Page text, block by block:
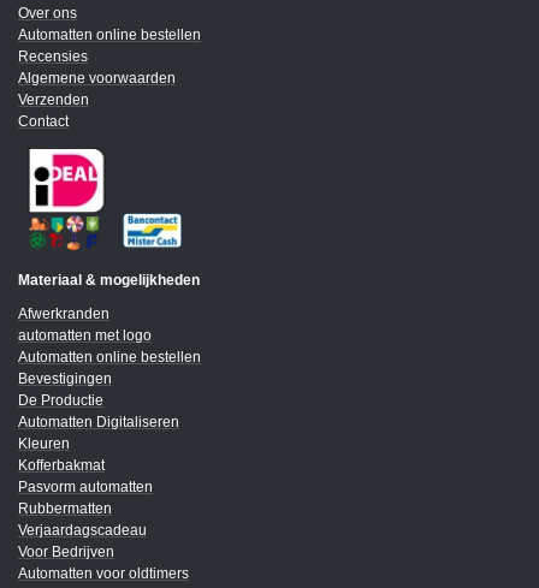
Over ons
Automatten online bestellen
Recensies
Algemene voorwaarden
Verzenden
Contact
Materiaal & mogelijkheden
Afwerkranden
automatten met logo
Automatten online bestellen
Bevestigingen
De Productie
Automatten Digitaliseren
Kleuren
Kofferbakmat
Pasvorm automatten
Rubbermatten
Verjaardagscadeau
Voor Bedrijven
Automatten voor oldtimers